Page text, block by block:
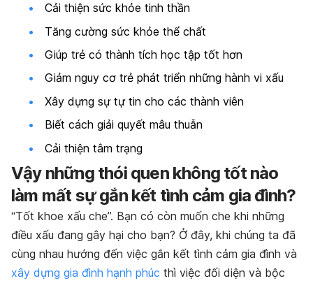
Cải thiện sức khỏe tinh thần
Tăng cường sức khỏe thể chất
Giúp trẻ có thành tích học tập tốt hơn
Giảm nguy cơ trẻ phát triển những hành vi xấu
Xây dựng sự tự tin cho các thành viên
Biết cách giải quyết mâu thuẫn
Cải thiện tâm trạng
Vậy những thói quen không tốt nào
làm mất sự gắn kết tình cảm gia đình?
“Tốt khoe xấu che”. Bạn có còn muốn che khi những
điều xấu đang gây hại cho bạn? Ở đây, khi chúng ta đã
cùng nhau hướng đến việc gắn kết tình cảm gia đình và
xây dựng gia đình hạnh phúc thì việc đối diện và bộc